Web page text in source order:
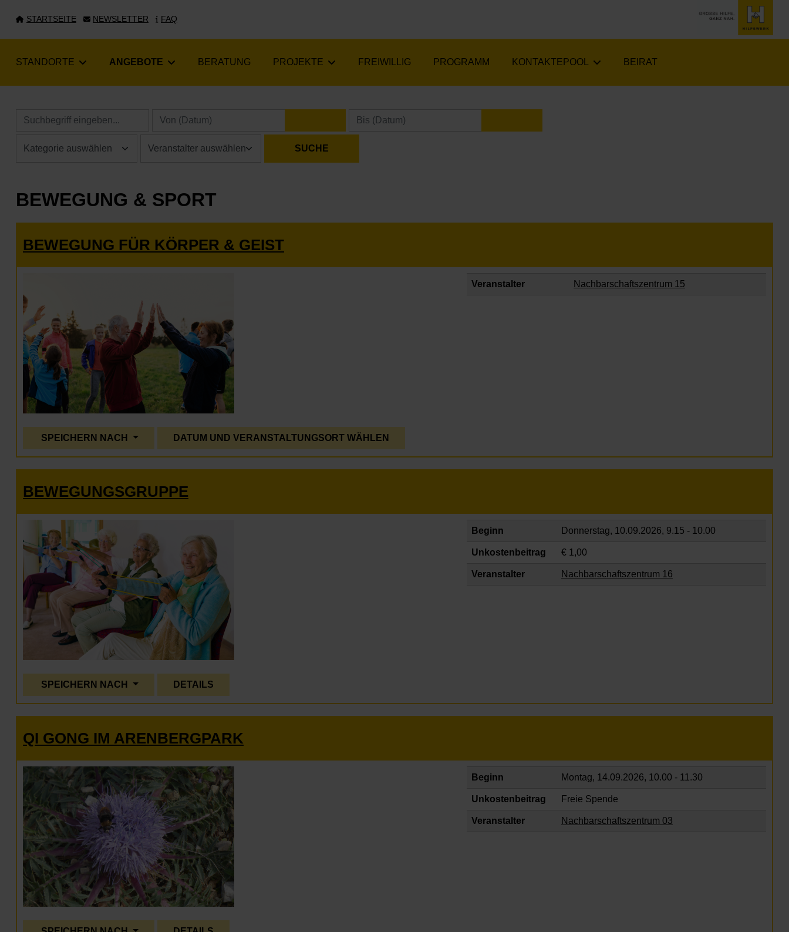
STARTSEITE NEWSLETTER FAQ
STANDORTE ANGEBOTE BERATUNG PROJEKTE FREIWILLIG PROGRAMM KONTAKTEPOOL BEIRAT
KALENDER ÖFFNEN
BEWEGUNG & SPORT
BEWEGUNG FÜR KÖRPER & GEIST
Veranstalter Nachbarschaftszentrum 15
SPEICHERN NACH DATUM UND VERANSTALTUNGSORT WÄHLEN
BEWEGUNGSGRUPPE
Beginn Donnerstag, 10.09.2026, 9.15 - 10.00
Unkostenbeitrag € 1,00
Veranstalter Nachbarschaftszentrum 16
SPEICHERN NACH DETAILS
QI GONG IM ARENBERGPARK
Beginn Montag, 14.09.2026, 10.00 - 11.30
Unkostenbeitrag Freie Spende
Veranstalter Nachbarschaftszentrum 03